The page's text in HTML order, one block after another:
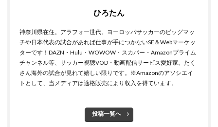
ひろたん
神奈川県在住。アラフォー世代。ヨーロッパサッカーのビッグマッ
チや日本代表の試合があれば仕事が手につかないSE＆Webマーケッ
ターです！DAZN・Hulu・WOWOW・スカパー・Amazonプライム
チャンネル等、サッカー視聴VOD・動画配信サービス愛好家。たく
さん海外の試合が見れて嬉しい限りです。※Amazonのアソシエイ
トとして、当メディアは適格販売により収入を得ています。
投稿一覧へ